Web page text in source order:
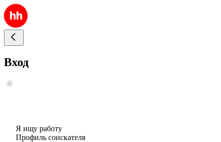
Вход
Я ищу работу
Профиль соискателя